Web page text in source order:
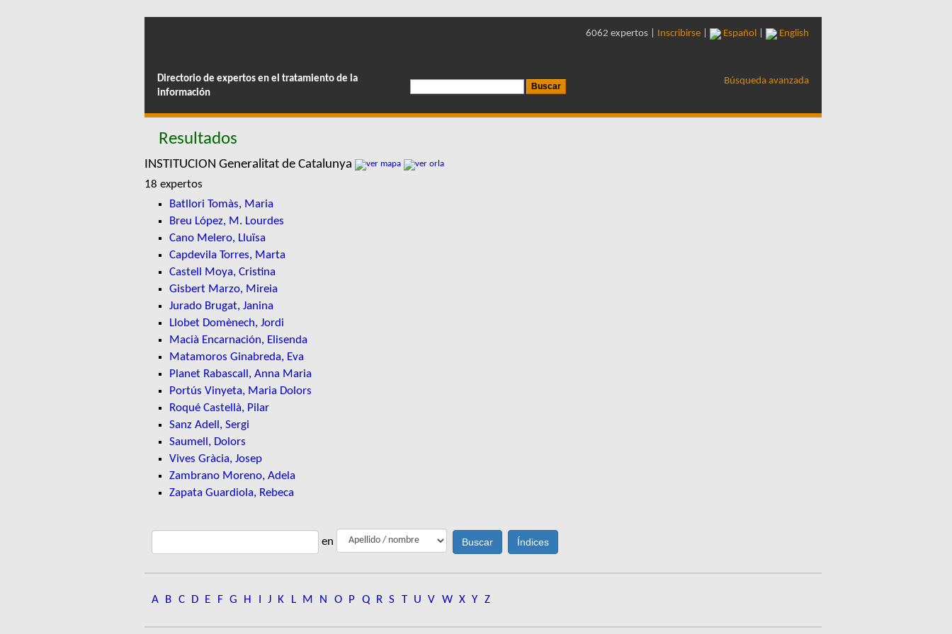
Directorio de expertos en el tratamiento de la
información
6062 expertos | Inscribirse Español English
Búsqueda avanzada
Resultados
INSTITUCION Generalitat de Catalunya
18 expertos
Batllori Tomàs, Maria
Breu López, M. Lourdes
Cano Melero, Lluïsa
Capdevila Torres, Marta
Castell Moya, Cristina
Gisbert Marzo, Mireia
Jurado Brugat, Janina
Llobet Domènech, Jordi
Macià Encarnación, Elisenda
Matamoros Ginabreda, Eva
Planet Rabascall, Anna Maria
Portús Vinyeta, Maria Dolors
Roqué Castellà, Pilar
Sanz Adell, Sergi
Saumell, Dolors
Vives Gràcia, Josep
Zambrano Moreno, Adela
Zapata Guardiola, Rebeca
en
A B C D E F G H J K L M N O P Q R S T U V W X Y Z